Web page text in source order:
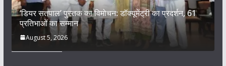
‘डियर सतपाल’ पुस्तक का विमोचन: डॉक्यूमेंट्री का प्रदर्शन, 61
प्रतिभाओं का सम्मान
August 5, 2026